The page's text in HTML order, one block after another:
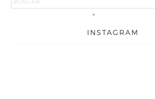
INSTAGRAM